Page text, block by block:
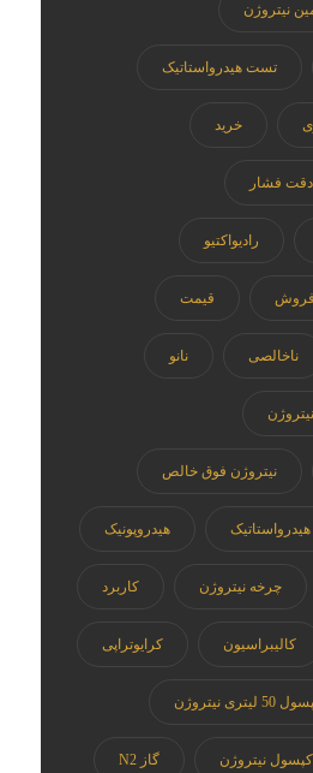
نیتروژن
تست هیدرواستاتیک
خرید
دقت فشار
رادیواکتیو
فروش قیمت
ناخالصی نانو
نیتروژن
نیتروژن فوق خالص
هیدرواستاتیک هیدروپونیک
چرخه نیتروژن کاربرد
کالیبراسیون کرایوتراپی
لیتری نیتروژن
کپسول نیتروژن گاز N2